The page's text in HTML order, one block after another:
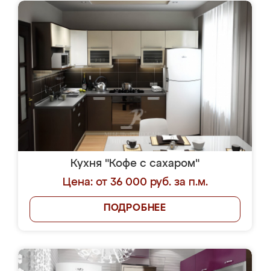
Кухня "Кофе с сахаром"
Цена: от 36 000 руб. за п.м.
ПОДРОБНЕЕ